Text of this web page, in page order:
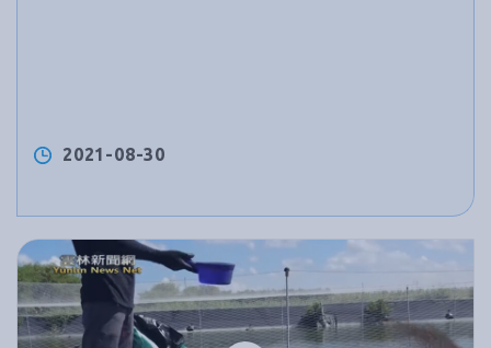
2021-08-30